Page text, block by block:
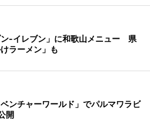
-イレブン」に和歌山メニュー 県
ラーメン」も
ンチャーワールド」でパルマワラビ
開